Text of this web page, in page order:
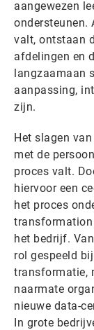
aangewezen
ondersteunen.
valt, ontstaan
afdelingen en
langzaamaan
aanpassing,
zijn.
Het slagen
met de
proces valt.
hiervoor een
het proces
het bedrijf.
rol gespeeld
transformatie,
naarmate
nieuwe data-
In grote